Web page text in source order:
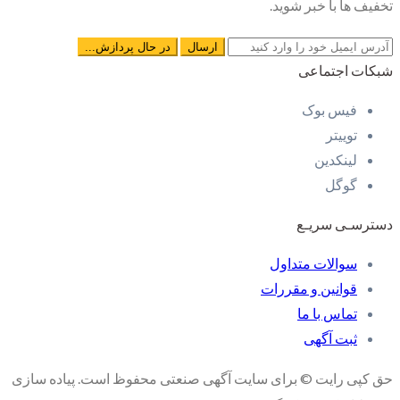
تخفیف ها با خبر شوید.
شبکات اجتماعی
فیس بوک
توییتر
لینکدین
گوگل
دسترسـی سریـع
سوالات متداول
قوانین و مقررات
تماس با ما
ثبت آگهی
حق کپی رایت © برای سایت آگهی صنعتی محفوظ است. پیاده سازی